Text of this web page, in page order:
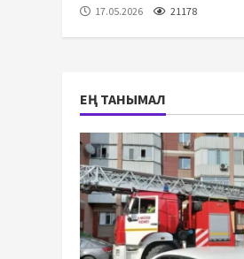
17.05.2026 21178
ЕҢ ТАНЫМАЛ